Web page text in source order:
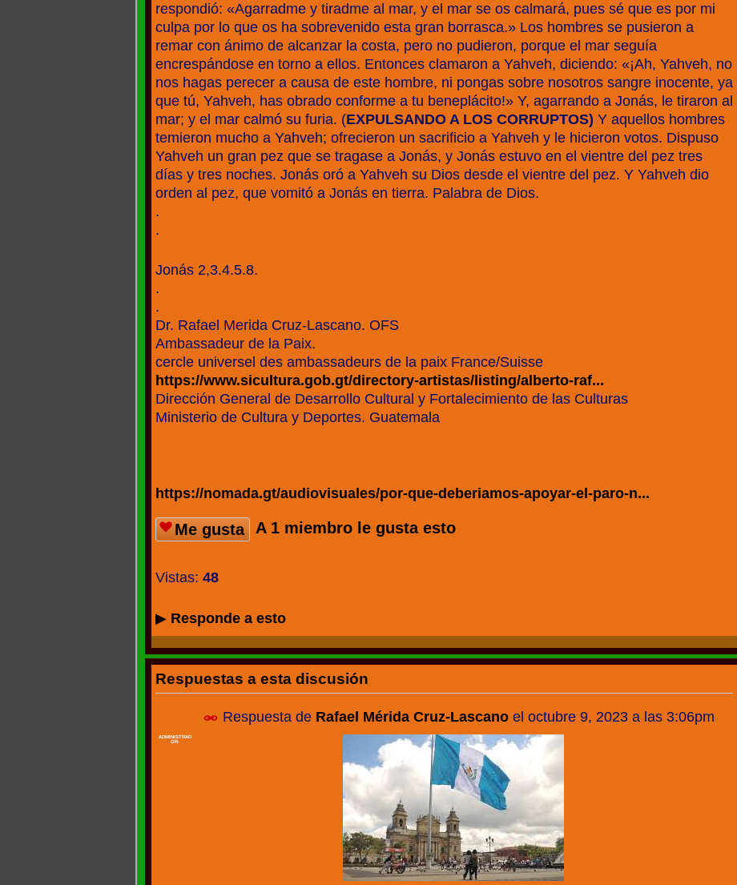
respondió: «Agarradme y tiradme al mar, y el mar se os calmará, pues sé que es por mi
culpa por lo que os ha sobrevenido esta gran borrasca.» Los hombres se pusieron a
remar con ánimo de alcanzar la costa, pero no pudieron, porque el mar seguía
encrespándose en torno a ellos. Entonces clamaron a Yahveh, diciendo: «¡Ah, Yahveh, no
nos hagas perecer a causa de este hombre, ni pongas sobre nosotros sangre inocente, ya
que tú, Yahveh, has obrado conforme a tu beneplácito!» Y, agarrando a Jonás, le tiraron al
mar; y el mar calmó su furia. (EXPULSANDO A LOS CORRUPTOS) Y aquellos hombres
temieron mucho a Yahveh; ofrecieron un sacrificio a Yahveh y le hicieron votos. Dispuso
Yahveh un gran pez que se tragase a Jonás, y Jonás estuvo en el vientre del pez tres
días y tres noches. Jonás oró a Yahveh su Dios desde el vientre del pez. Y Yahveh dio
orden al pez, que vomitó a Jonás en tierra. Palabra de Dios.
.
.
Jonás 2,3.4.5.8.
.
.
Dr. Rafael Merida Cruz-Lascano. OFS
Ambassadeur de la Paix.
cercle universel des ambassadeurs de la paix France/Suisse
https://www.sicultura.gob.gt/directory-artistas/listing/alberto-raf...
Dirección General de Desarrollo Cultural y Fortalecimiento de las Culturas
Ministerio de Cultura y Deportes. Guatemala
https://nomada.gt/audiovisuales/por-que-deberiamos-apoyar-el-paro-n...
Me gusta A 1 miembro le gusta esto
Vistas: 48
▶ Responde a esto
Respuestas a esta discusión
ADMINISTRAD
OR-
Respuesta de Rafael Mérida Cruz-Lascano el octubre 9, 2023 a las 3:06pm